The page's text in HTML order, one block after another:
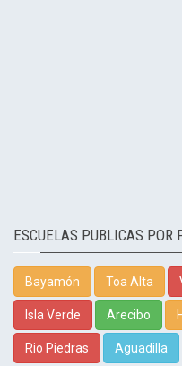
ESCUELAS PUBLICAS POR
Bayamón Toa Alta
Isla Verde Arecibo
Rio Piedras Aguadilla